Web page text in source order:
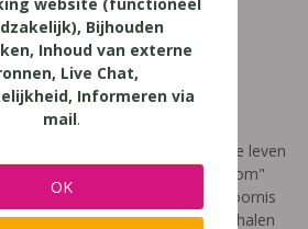
DOM
die toont hoe het is om te leven
film met als titel: "Ik heet niet dom"
dat de impact van een leerstoornis
je ziet in de klas. Je hoort verhalen
Bijhouden
Inhoud van externe
Live Chat,
Informeren via
mail.
OK